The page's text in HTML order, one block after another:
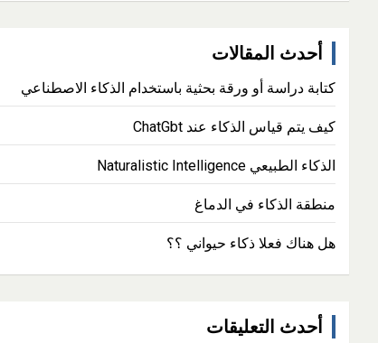
أحدث المقالات
كتابة دراسة أو ورقة بحثية باستخدام الذكاء الاصطناعي
كيف يتم قياس الذكاء عند ChatGbt
الذكاء الطبيعي Naturalistic Intelligence
منطقة الذكاء في الدماغ
هل هناك فعلا ذكاء حيواني ؟؟
أحدث التعليقات